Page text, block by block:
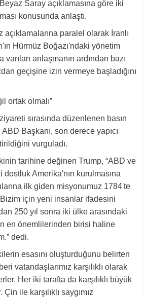
Saray açıklamasına göre iki
konusunda anlaştı.
paralel olarak İranlı
Hürmüz Boğazı'ndaki yönetim
anlaşmanın ardından bazı
geçişine izin vermeye başladığını
ortak olmalı”
sırasında düzenlenen basın
Başkanı, son derece yapıcı
vurguladı.
tarihine değinen Trump, “ABD ve
dostluk Amerika'nın kurulmasına
ilk giden misyonumuz 1784'te
Bizim için yeni insanlar ifadesini
250 yıl sonra iki ülke arasındaki
en önemlilerinden birisi haline
dedi.
esasını oluşturduğunu belirten
vatandaşlarımız karşılıklı olarak
Her iki tarafta da karşılıklı büyük
ile karşılıklı saygımız